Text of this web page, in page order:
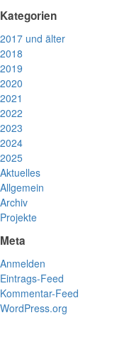
Kategorien
2017 und älter
2018
2019
2020
2021
2022
2023
2024
2025
Aktuelles
Allgemein
Archiv
Projekte
Meta
Anmelden
Eintrags-Feed
Kommentar-Feed
WordPress.org